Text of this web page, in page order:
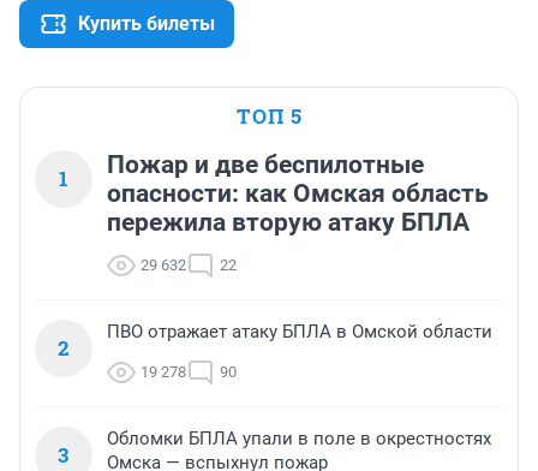
Купить билеты
ТОП 5
1
Пожар и две беспилотные
опасности: как Омская область
пережила вторую атаку БПЛА
29 632 22
2
ПВО отражает атаку БПЛА в Омской области
19 278 90
3
Обломки БПЛА упали в поле в окрестностях
Омска — вспыхнул пожар